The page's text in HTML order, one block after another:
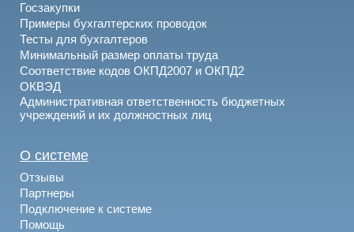
Госзакупки
Примеры бухгалтерских проводок
Тесты для бухгалтеров
Минимальный размер оплаты труда
Соответствие кодов ОКПД2007 и ОКПД2
ОКВЭД
Административная ответственность бюджетных
учреждений и их должностных лиц
О системе
Отзывы
Партнеры
Подключение к системе
Помощь